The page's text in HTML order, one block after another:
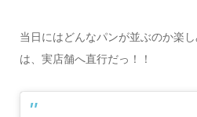
当日にはどんなパンが並ぶのか楽
は、実店舗へ直行だっ！！